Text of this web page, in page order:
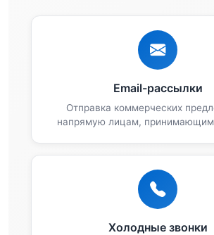
Email-рассылки
Отправка коммерческих
напрямую лицам,
Холодные звонки